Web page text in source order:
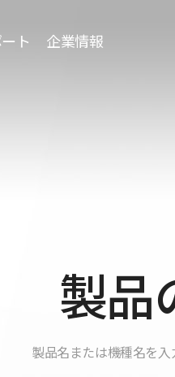
ト 企業情報
製品